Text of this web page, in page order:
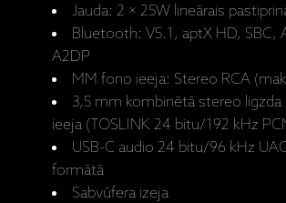
Jauda: 2 × 25W lineārais
Bluetooth: V5.1, aptX HD, SBC,
A2DP
MM fono ieeja: Stereo RCA
3,5 mm kombinētā stereo
ieeja (TOSLINK 24 bitu/192 kHz
USB-C audio 24 bitu/96 kHz
formātā
Sabvūfera izeja